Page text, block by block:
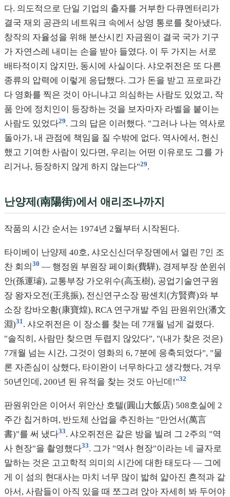
다. 의도적으로 단일 기업의 출자를 거부한 다큐멘터리가
결국 재외 공관의 네트워크 속에서 상영 통로를 찾아냈다.
창작의 자율성을 위해 분산시킨 자금원이 결국 국가 기구
가 자연스레 내미는 손을 받아 들였다. 이 두 가지는 서로
배타적이지 않지만, 동시에 사실이다. 샤오쥐전은 또 다른
종류의 압력에 이렇게 응답했다. 그가 돈을 받고 프로파간
다 영화를 찍은 것이 아니냐고 의심하는 사람도 있었고, 작
품 안에 정치인이 등장하는 것을 보자마자 라벨을 붙이는
사람도 있었다29. 그의 답은 이러했다. "그러나 나는 역사로
돌아가, 내 관점에 책임을 질 수밖에 없다. 역사에서, 헌신
했고 기여한 사람이 있다면, 우리는 어떤 이유로도 그를 가
리거나, 등장하지 않게 하지 않는다"29.
난양제(南陽街)에서 애리조나까지
작품의 시간 순서는 1974년 2월부터 시작된다.
타이베이 난양제 40호, 샤오신신더우장뎬에서 열린 7인 조
찬 회의 30 — 행정원 부원장 페이화(費驊), 경제부장 쑨윈쉬
안(孫運璿), 교통부장 가오위수(高玉樹), 공업기술연구원
장 왕자오전(王兆振), 전신연구소장 팡셴치(方賢齊)와 부
소장 캉바오황(康寶煌), RCA 연구개발 주임 판원위안(潘文
淵)31. 샤오쥐전은 이 장소를 찾는 데 7개월 넘게 걸렸다.
"솔직히, 사람만 찾으면 두렵지 않았다", "(내가 찾은 것은)
7개월 넘는 시간, 그것이 영화의 6, 7분에 응축되었다", "물
론 자존심이 상했다, 타이완이 너무하다고 생각했다, 겨우
50년인데, 200년 된 유적을 찾는 것도 아닌데!"32
판원위안은 이어서 위안산 호텔(圓山大飯店) 508호실에 2
주간 칩거하며, 반도체 산업을 추진하는 "만언서(萬言
書)"를 써 냈다33. 샤오쥐전은 같은 방을 빌려 그 2주의 "역
사 현장"을 촬영했다33. 그가 "역사 현장"이라는 네 글자로
말하는 것은 고고학적 의미의 시간에 대한 태도다 — 그에
게 이 섬의 현대사는 마치 너무 많이 밟혀 얇아진 흔적과 같
아서, 사람들이 아직 있을 때 쪼그려 앉아 자세히 봐 두어야